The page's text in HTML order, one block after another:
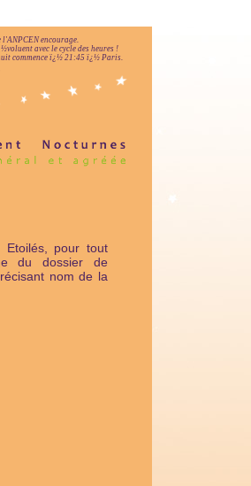
encourage.
avec le cycle des heures !
commence ï¿½ 21:45 ï¿½ Paris.
Etoilés, pour tout
du dossier de
nom de la